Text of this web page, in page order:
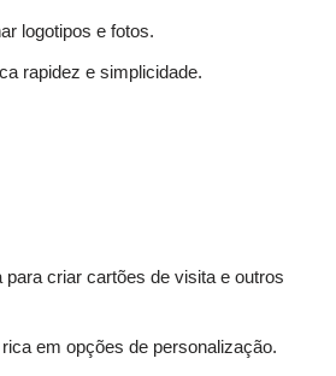
logotipos e fotos.
rapidez e simplicidade.
para criar cartões de visita e outros
em opções de personalização.